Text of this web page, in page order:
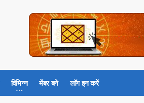
विभिन्न मेंबर बने लॉग इन करें